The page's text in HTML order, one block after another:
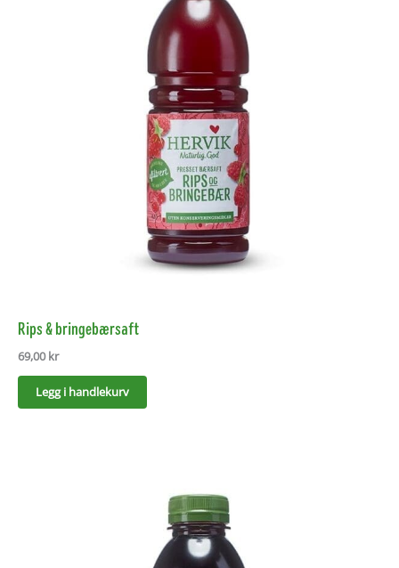
Rips & bringebærsaft
69,00kr
Legg i handlekurv